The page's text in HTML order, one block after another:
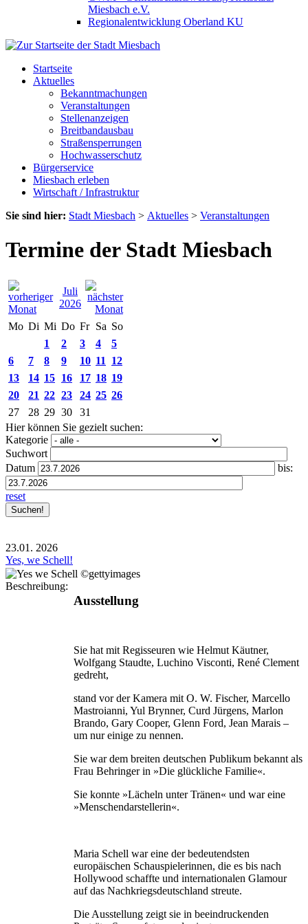
Miesbach e.V.
Regionalentwicklung Oberland KU
Startseite
Aktuelles
Bekanntmachungen
Veranstaltungen
Stellenanzeigen
Breitbandausbau
Straßensperrungen
Hochwasserschutz
Bürgerservice
Miesbach erleben
Wirtschaft / Infrastruktur
Sie sind hier: Stadt Miesbach > Aktuelles > Veranstaltungen
Termine der Stadt Miesbach
Juli
2026
Mo Di Mi Do Fr Sa So
1
2 3 4
5
6
7 8 9 10 11
12
13
14 15 16 17 18 19
20
21 22 23 24 25 26
27
28 29 30
31
Hier können Sie gezielt suchen:
Kategorie
Suchwort
Datum
bis:
reset
23.01. 2026
Yes, we Schell!
Beschreibung:
Ausstellung
Sie hat mit Regisseuren wie Helmut Käutner,
Wolfgang Staudte, Luchino Visconti, René Clement
gedreht,
stand vor der Kamera mit O. W. Fischer, Marcello
Mastroianni, Yul Brynner, Curd Jürgens, Marlon
Brando, Gary Cooper, Glenn Ford, Jean Marais –
um nur einige zu nennen.
Sie war dem breiten deutschen Publikum bekannt als
Frau Behringer in »Die glückliche Familie«.
Sie konnte »Lächeln unter Tränen« und war eine
»Menschendarstellerin«.
Maria Schell war eine der bedeutendsten
europäischen Schauspielerinnen, die es bis nach
Hollywood schaffte und internationalen Glamour
auf das Nachkriegsdeutschland streute.
Die Ausstellung zeigt sie in beeindruckenden